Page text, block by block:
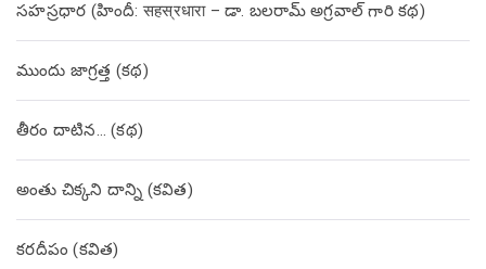
సహస్రధార (హిందీ: सहस्रधारा – డా. బలరామ్ అగ్రవాల్ గారి కథ)
ముందు జాగ్రత్త (క‌థ‌)
తీరం దాటిన… (క‌థ‌)
అంతు చిక్కని దాన్ని (కవిత)
కరదీపం (కవిత)